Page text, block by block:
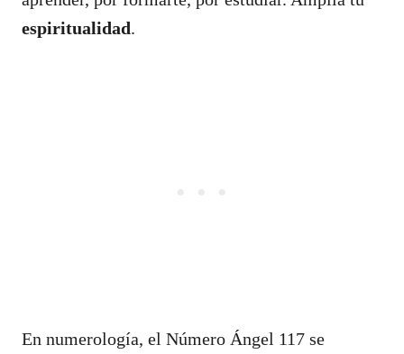
espiritualidad.
En numerología, el Número Ángel 117 se